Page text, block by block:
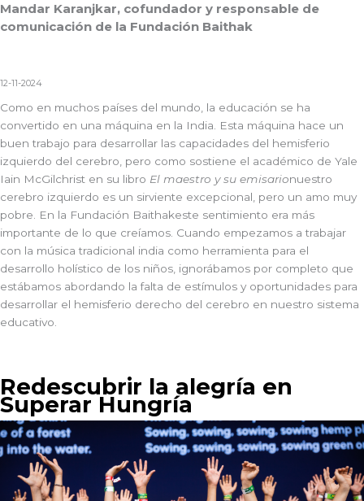
Mandar Karanjkar, cofundador y responsable de
comunicación de la Fundación Baithak
12-11-2024
Como en muchos países del mundo, la educación se ha
convertido en una máquina en la India. Esta máquina hace un
buen trabajo para desarrollar las capacidades del hemisferio
izquierdo del cerebro, pero como sostiene el académico de Yale
Iain McGilchrist en su libro El maestro y su emisarionuestro
cerebro izquierdo es un sirviente excepcional, pero un amo muy
pobre. En la Fundación Baithakeste sentimiento era más
importante de lo que creíamos. Cuando empezamos a trabajar
con la música tradicional india como herramienta para el
desarrollo holístico de los niños, ignorábamos por completo que
estábamos abordando la falta de estímulos y oportunidades para
desarrollar el hemisferio derecho del cerebro en nuestro sistema
educativo.
Redescubrir la alegría en
Superar Hungría